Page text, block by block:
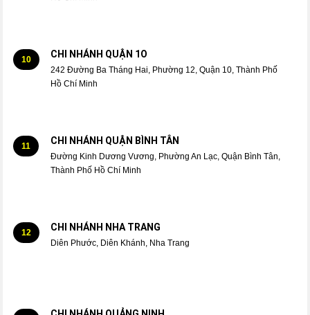
10 CHI NHÁNH QUẬN 1O
242 Đường Ba Tháng Hai, Phường 12, Quận 10, Thành Phố
Hồ Chí Minh
11 CHI NHÁNH QUẬN BÌNH TÂN
Đường Kinh Dương Vương, Phường An Lạc, Quận Bình Tân,
Thành Phố Hồ Chí Minh
12 CHI NHÁNH NHA TRANG
Diên Phước, Diên Khánh, Nha Trang